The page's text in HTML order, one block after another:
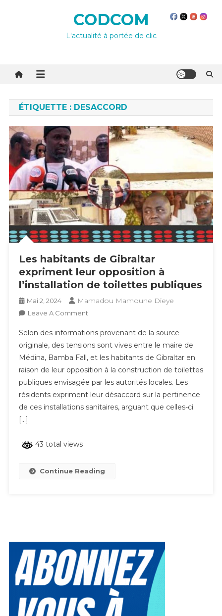
CODCOM
L'actualité à portée de clic
ÉTIQUETTE : DESACCORD
Les habitants de Gibraltar
expriment leur opposition à
l’installation de toilettes publiques
Mai 2, 2024 Mamadou Mamoune Dieye
Leave A CommentOn
Habitants
De
Gibraltar
Expriment
Leur
Opposition
Selon des informations provenant de la source
originale, des tensions sont vives entre le maire de
Médina, Bamba Fall, et les habitants de Gibraltar en
raison de leur opposition à la construction de toilettes
publiques envisagée par les autorités locales. Les
résidents expriment leur désaccord sur la pertinence
de ces installations sanitaires, arguant que celles-ci
[…]
43 total views
Continue Reading